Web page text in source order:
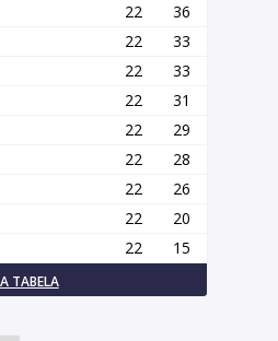
22
36
22
33
22
33
22
31
22
29
22
28
22
26
22
20
22 15
TABELA